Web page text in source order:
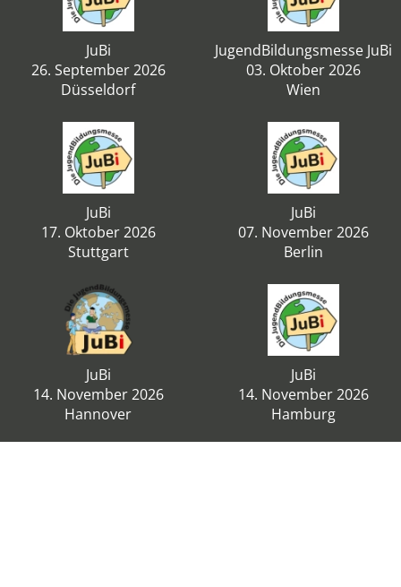
JuBi
26. September 2026
Düsseldorf
JugendBildungsmesse JuBi
03. Oktober 2026
Wien
JuBi
17. Oktober 2026
Stuttgart
JuBi
07. November 2026
Berlin
JuBi
14. November 2026
Hannover
JuBi
14. November 2026
Hamburg